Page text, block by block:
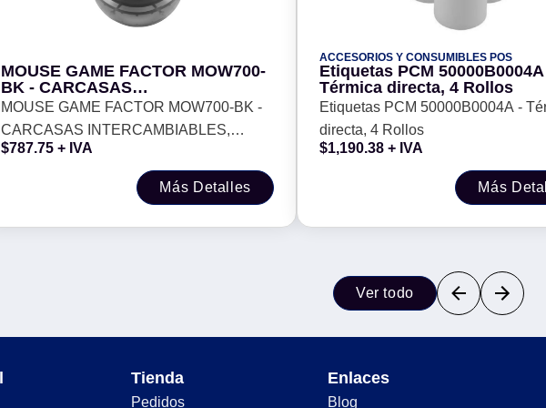
MOUSE GAME FACTOR MOW700-
BK - CARCASAS
INTERCAMBIABLES, 2.4G+BT,
PIXART 3395, 26, 000 DPI, RGB,
NEGRO
MOUSE GAME FACTOR MOW700-BK -
CARCASAS INTERCAMBIABLES,
2.4G+BT, PIXART 3395, 26, 000 DPI,
$787.75 + IVA
Más Detalles
ACCESORIOS Y CONSUMIBLES POS
Etiquetas PCM 50000B0004A -
Térmica directa, 4 Rollos
Etiquetas PCM 50000B0004A - Térmica
directa, 4 Rollos
$1,190.38 + IVA
Más
Ver todo
Tienda
Pedidos
Enlaces
Blog